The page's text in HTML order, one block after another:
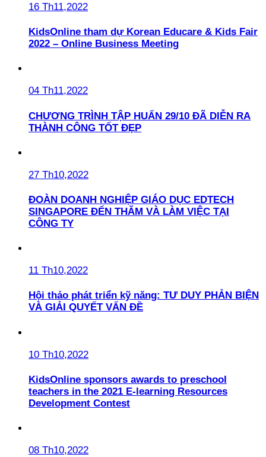
16 Th11,2022
KidsOnline tham dự Korean Educare & Kids Fair
2022 – Online Business Meeting
04 Th11,2022
CHƯƠNG TRÌNH TẬP HUẤN 29/10 ĐÃ DIỄN RA
THÀNH CÔNG TỐT ĐẸP
27 Th10,2022
ĐOÀN DOANH NGHIỆP GIÁO DỤC EDTECH
SINGAPORE ĐẾN THĂM VÀ LÀM VIỆC TẠI
CÔNG TY
11 Th10,2022
Hội thảo phát triển kỹ năng: TƯ DUY PHẢN BIỆN
VÀ GIẢI QUYẾT VẤN ĐỀ
10 Th10,2022
KidsOnline sponsors awards to preschool
teachers in the 2021 E-learning Resources
Development Contest
08 Th10,2022